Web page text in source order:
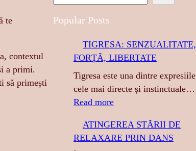
te
contextul
a primi.
să primești
e
a
Popular Posts
TIGRESA: SENZUALITATE,
FORȚĂ, LIBERTATE
Tigresa este una dintre expresiile
cele mai directe și instinctuale…
Read more:
I
G
ATINGEREA STĂRII DE
RELAXARE PRIN DANS